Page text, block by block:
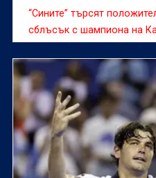
“Сините” търсят
сблъсък с шампиона на